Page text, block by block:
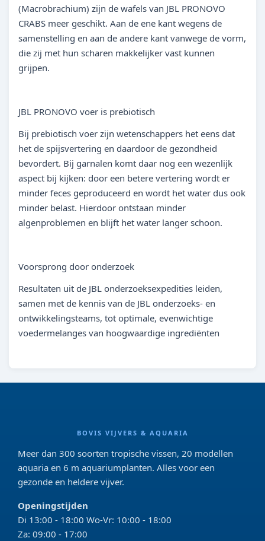
(Macrobrachium) zijn de wafels van JBL PRONOVO
CRABS meer geschikt. Aan de ene kant wegens de
samenstelling en aan de andere kant vanwege de vorm,
die zij met hun scharen makkelijker vast kunnen
grijpen.
JBL PRONOVO voer is prebiotisch
Bij prebiotisch voer zijn wetenschappers het eens dat
het de spijsvertering en daardoor de gezondheid
bevordert. Bij garnalen komt daar nog een wezenlijk
aspect bij kijken: door een betere vertering wordt er
minder feces geproduceerd en wordt het water dus ook
minder belast. Hierdoor ontstaan minder
algenproblemen en blijft het water langer schoon.
Voorsprong door onderzoek
Resultaten uit de JBL onderzoeksexpedities leiden,
samen met de kennis van de JBL onderzoeks- en
ontwikkelingsteams, tot optimale, evenwichtige
voedermelanges van hoogwaardige ingrediënten
BOVIS VIJVERS & AQUARIA
Meer dan 300 soorten tropische vissen, 20 modellen
aquaria en 6 m aquariumplanten. Alles voor een
gezonde en heldere vijver.
Openingstijden
Di 13:00 - 18:00 Wo-Vr: 10:00 - 18:00
Za: 09:00 - 17:00